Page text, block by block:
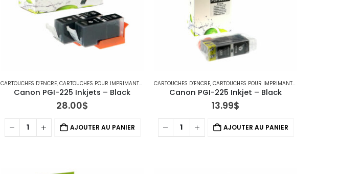
CARTOUCHES D’ENCRE, CARTOUCHES POUR IMPRIMANTES CANON
Canon PGI-225 Inkjets – Black
28.00$
AJOUTER AU PANIER
CARTOUCHES D’ENCRE, CARTOUCHES POUR IMPRIMANTES CANON
Canon PGI-225 Inkjet – Black
13.99$
AJOUTER AU PANIER